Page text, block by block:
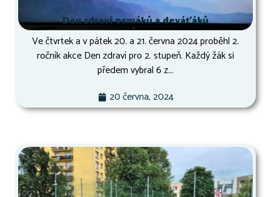
Den zdraví osmáků a deváťáků
Ve čtvrtek a v pátek 20. a 21. června 2024 proběhl 2.
ročník akce Den zdraví pro 2. stupeň. Každý žák si
předem vybral 6 z...
20 června, 2024